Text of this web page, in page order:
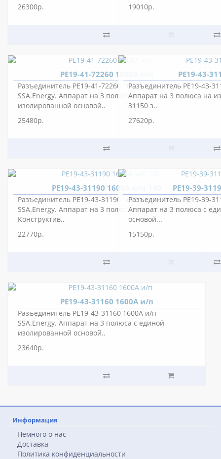
26300р. 19010р.
РЕ19-41-72260 1000А и/п
Разъединитель РЕ19-41-72260 1000А и/п
SSA.Energy. Аппарат на 3 полюса с единой
изолированной основой..
25480р.
РЕ19-43-
Разъединитель РЕ19-43-
Аппарат на 3 полюса на
31150 з..
27620р.
РЕ19-43-31190 1600А м/п 140
Разъединитель РЕ19-43-31190 1600А м/п 140
SSA.Energy. Аппарат на 3 полюса на изоляторах.
Конструктив..
22770р.
РЕ19-39-
Разъединитель РЕ19-39-
Аппарат на 3 полюса с
основой...
15150р.
РЕ19-43-31160 1600А и/п
Разъединитель РЕ19-43-31160 1600А и/п
SSA.Energy. Аппарат на 3 полюса с единой
изолированной основой..
23640р.
Информация
Немного о нас
Доставка
Политика конфиденциальности